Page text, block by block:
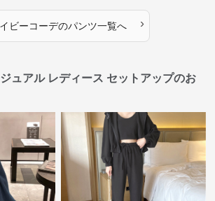
ビーコーデのパンツ一覧へ ›
ュアル レディース セットアップのお